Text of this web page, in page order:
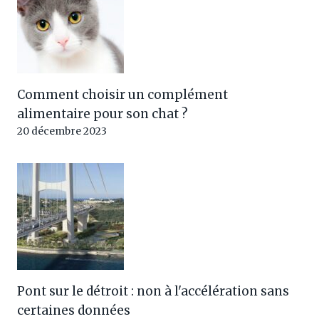
Comment choisir un complément
alimentaire pour son chat ?
20 décembre 2023
Pont sur le détroit : non à l'accélération sans
certaines données